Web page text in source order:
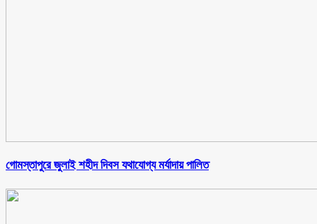
গোমস্তাপুরে জুলাই শহীদ দিবস যথাযোগ্য মর্যাদায় পালিত